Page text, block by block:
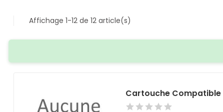
Affichage 1-12 de 12 article(s)
Cartouche Compatible